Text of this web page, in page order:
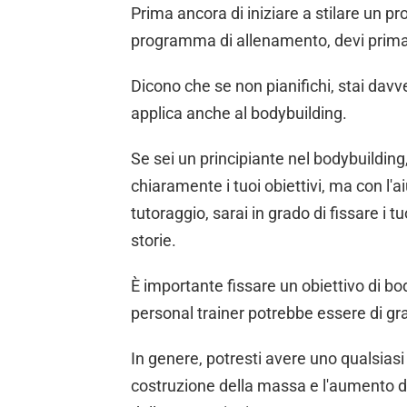
Prima ancora di iniziare a stilare un
programma di allenamento, devi
Dicono che se non pianifichi, stai
applica anche al bodybuilding.
Se sei un principiante nel
chiaramente i tuoi obiettivi, ma con
tutoraggio, sarai in grado di fissare i
storie.
È importante fissare un obiettivo di
personal trainer potrebbe essere di
In genere, potresti avere uno
costruzione della massa e l'aumento